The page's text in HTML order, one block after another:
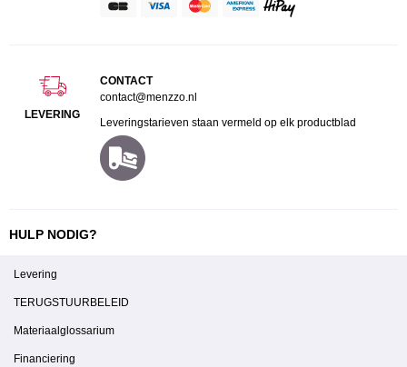
LEVERING
CONTACT
contact@menzzo.nl
Leveringstarieven staan vermeld op elk productblad
HULP NODIG?
Levering
TERUGSTUURBELEID
Materiaalglossarium
Financiering